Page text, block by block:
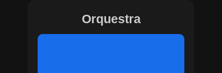
Orquestra